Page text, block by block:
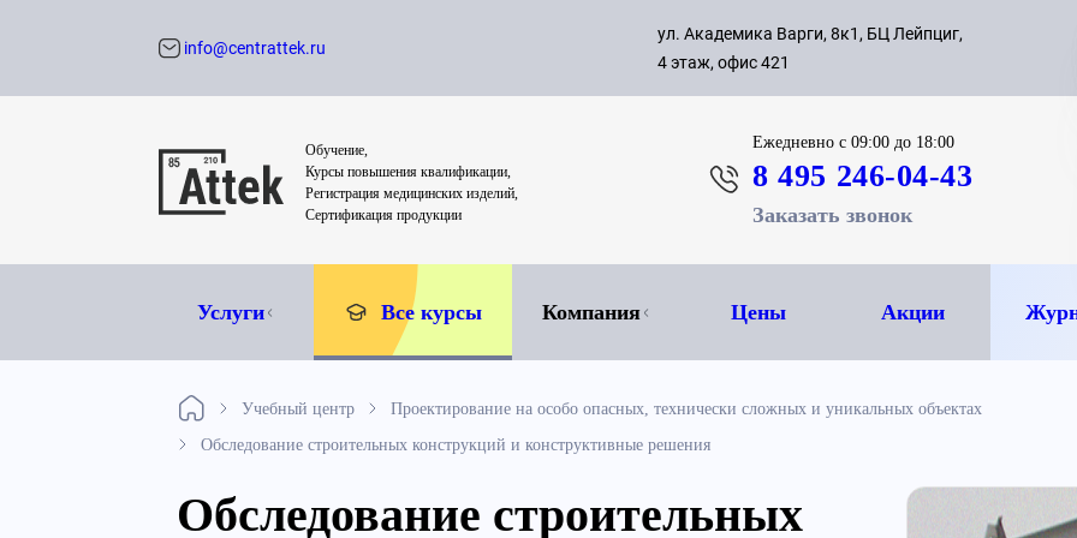
с 09:00
8 495
info@centrattek.ru
ул. Академика Варги, 8к1, БЦ Лейпциг,
4 этаж, офис 421
Обучение,
Курсы повышения квалификации,
Регистрация медицинских изделий,
Сертификация продукции
Ежедневнос 09:00 до 18:00
8 495 246-04-43
Заказать звонок
Услуги Все курсы Компания Цены Акции
Учебный центр
Проектирование на особо опасных, технически сложных и уникальных объектах
Обследование строительных конструкций и конструктивные решения
Обследование строительных